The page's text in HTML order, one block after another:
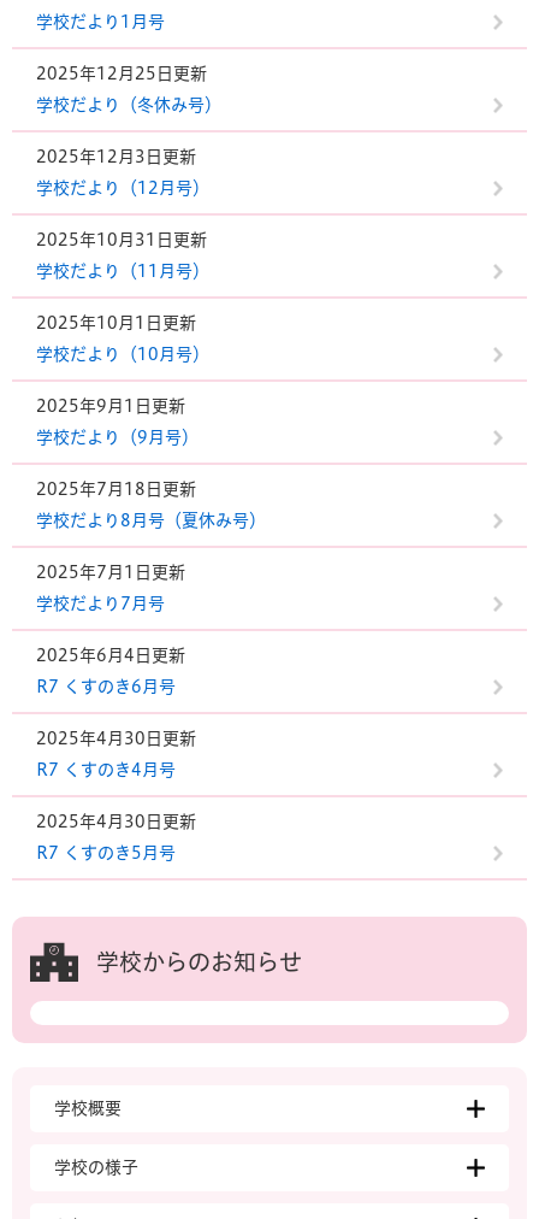
学校だより1月号
2025年12月25日更新
学校だより（冬休み号）
2025年12月3日更新
学校だより（12月号）
2025年10月31日更新
学校だより（11月号）
2025年10月1日更新
学校だより（10月号）
2025年9月1日更新
学校だより（9月号）
2025年7月18日更新
学校だより8月号（夏休み号）
2025年7月1日更新
学校だより7月号
2025年6月4日更新
R7 くすのき6月号
2025年4月30日更新
R7 くすのき4月号
2025年4月30日更新
R7 くすのき5月号
学校からのお知らせ
学校概要
学校の様子